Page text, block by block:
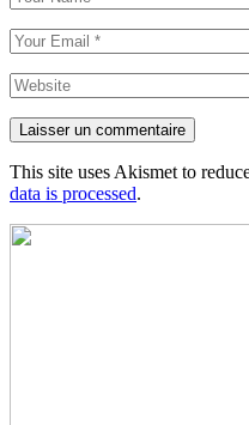
Laisser un commentaire
This site uses Akismet to
data is processed.